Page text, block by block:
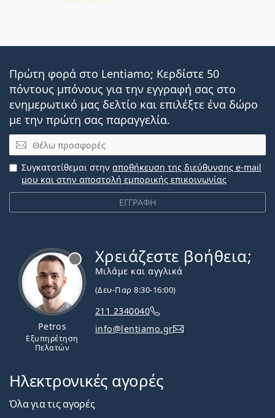
Πρώτη φορά στο Lentiamo; Κερδίστε 50
πόντους μπόνους για την εγγραφή σας στο
ενημερωτικό μας δελτίο και επιλέξτε ένα δώρο
με την πρώτη σας παραγγελία.
Email
ΕΓΓΡΑΦΗ
Συγκατατίθεμαι στην αποθήκευση της διεύθυνσης e-mail
μου και στην αποστολή εμπορικής επικοινωνίας
Petros
Εξυπηρέτηση
Πελατών
Χρειάζεστε βοήθεια;
Μιλάμε και αγγλικά
(Δευ-Παρ 8:30-16:00)
211 2340040
info@lentiamo.gr
Ηλεκτρονικές αγορές
Όλα για τις αγορές